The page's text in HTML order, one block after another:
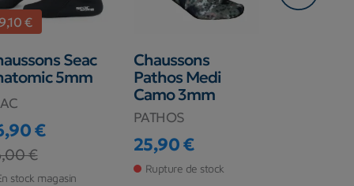
€
Seac
5mm
€
de base
€
stock magasin
Chaussons
Pathos Medi
Camo 3mm
PATHOS
Prix
25,90 €
Rupture de stock